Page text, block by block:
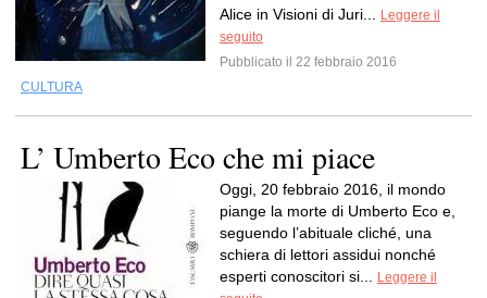
Alice in Visioni di Juri...
Leggere il
seguito
Pubblicato il 22 febbraio 2016
CULTURA
L’ Umberto Eco che mi piace
Oggi, 20 febbraio 2016, il mondo
piange la morte di Umberto Eco e,
seguendo l’abituale cliché, una
schiera di lettori assidui nonché
esperti conoscitori si...
Leggere il